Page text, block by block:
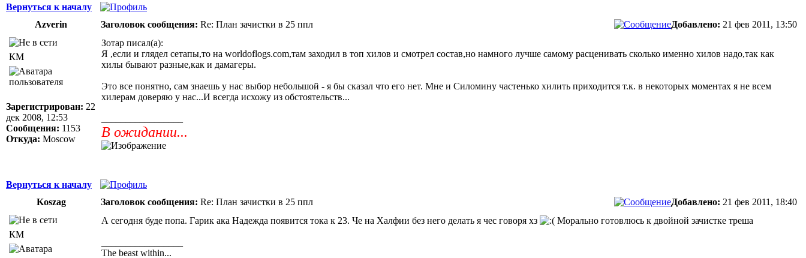
Вернуться к началу
Azverin
Заголовок сообщения: Re: План зачистки в 25 ппл Добавлено: 21 фев 2011, 13:50
КМ
Зарегистрирован: 22
дек 2008, 12:53
Сообщения: 1153
Откуда: Moscow
Зотар писал(а):
Я ,если и глядел сетапы,то на worldoflogs.com,там заходил в топ хилов и смотрел состав,но намного лучше самому расценивать сколько именно хилов надо,так как
хилы бывают разные,как и дамагеры.
Это все понятно, сам знаешь у нас выбор небольшой - я бы сказал что его нет. Мне и Силомину частенько хилить приходится т.к. в некоторых моментах я не всем
хилерам доверяю у нас...И всегда исхожу из обстоятельств...
В ожидании...
Вернуться к началу
Koszag
Заголовок сообщения: Re: План зачистки в 25 ппл Добавлено: 21 фев 2011, 18:40
КМ
А сегодня буде попа. Гарик ака Надежда появится тока к 23. Че на Халфии без него делать я чес говоря хз Морально готовлюсь к двойной зачистке треша
The beast within...